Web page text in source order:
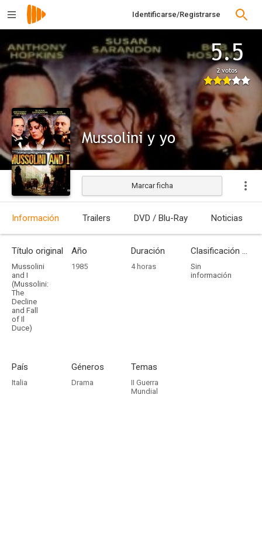
Identificarse/Registrarse
5.5
2 votos
Mussolini y yo
Marcar ficha
Información Trailers DVD / Blu-Ray Noticias
Título original
Mussolini
and I
(Mussolini:
The
Decline
and Fall
of Il
Duce)
Año
1985
Duración
4 horas
Clasificación por edades
Sin
información
País
Italia
Géneros
Drama
Temas
II Guerra
Mundial